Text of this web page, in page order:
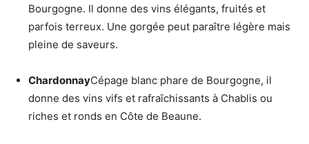
Bourgogne. Il donne des vins élégants, fruités et
parfois terreux. Une gorgée peut paraître légère mais
pleine de saveurs.
ChardonnayCépage blanc phare de Bourgogne, il
donne des vins vifs et rafraîchissants à Chablis ou
riches et ronds en Côte de Beaune.